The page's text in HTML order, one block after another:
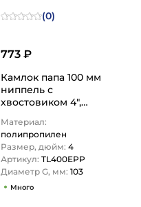
(0)
773 ₽
Камлок папа 100 мм
ниппель с
хвостовиком 4",
LOCK
Материал:
полипропилен
Размер, дюйм: 4
Артикул: TL400EPP
Диаметр G, мм: 103
Много